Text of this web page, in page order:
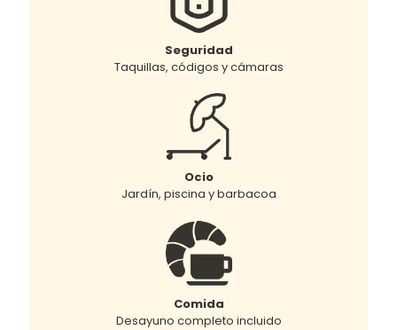
Seguridad
Taquillas, códigos y cámaras
Ocio
Jardín, piscina y barbacoa
Comida
Desayuno completo incluido